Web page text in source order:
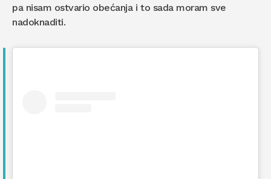
pa nisam ostvario obećanja i to sada moram sve
nadoknaditi.